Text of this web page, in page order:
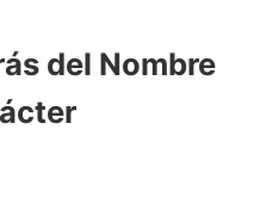
del Nombre